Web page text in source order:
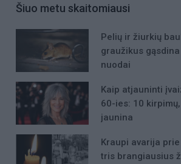
Šiuo metu skaitomiausi
Pelių ir žiurkių
graužikus
nuodai
Kaip atjauninti
60-ies: 10
jaunina
Kraupi avarija
tris brangiausius